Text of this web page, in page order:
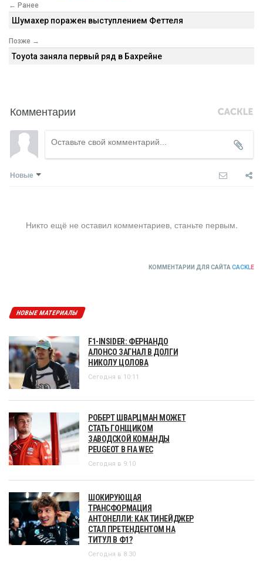
← Ранее
Шумахер поражен выступлением Феттеля
Позже →
Toyota заняла первый ряд в Бахрейне
Комментарии
Новые
Никто ещё не оставил комментариев, станьте первым.
КОММЕНТАРИИ ДЛЯ САЙТА CACKLE
НОВЫЕ МАТЕРИАЛЫ
F1-INSIDER: ФЕРНАНДО
АЛОНСО ЗАГНАЛ В ДОЛГИ
НИКОЛУ ЦОЛОВА
Сегодня в 10:11
РОБЕРТ ШВАРЦМАН МОЖЕТ
СТАТЬ ГОНЩИКОМ
ЗАВОДСКОЙ КОМАНДЫ
PEUGEOT В FIA WEC
Сегодня в 9:10
ШОКИРУЮЩАЯ
ТРАНСФОРМАЦИЯ
АНТОНЕЛЛИ: КАК ТИНЕЙДЖЕР
СТАЛ ПРЕТЕНДЕНТОМ НА
ТИТУЛ В Ф1?
Сегодня в 8:30